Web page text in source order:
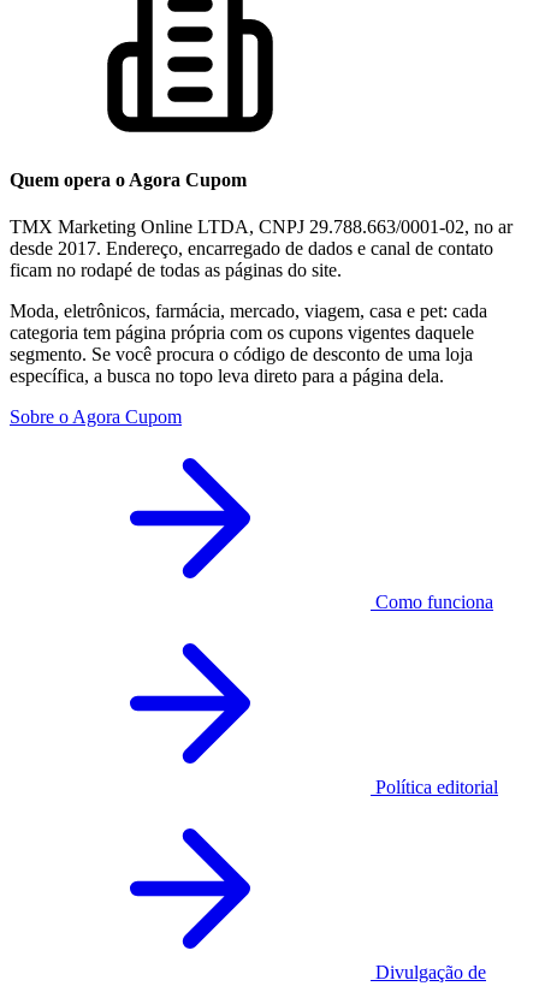
Quem opera o Agora Cupom
TMX Marketing Online LTDA, CNPJ 29.788.663/0001-02, no ar
desde 2017. Endereço, encarregado de dados e canal de contato
ficam no rodapé de todas as páginas do site.
Moda, eletrônicos, farmácia, mercado, viagem, casa e pet: cada
categoria tem página própria com os cupons vigentes daquele
segmento. Se você procura o código de desconto de uma loja
específica, a busca no topo leva direto para a página dela.
Sobre o Agora Cupom
Como funciona
Política editorial
Divulgação de